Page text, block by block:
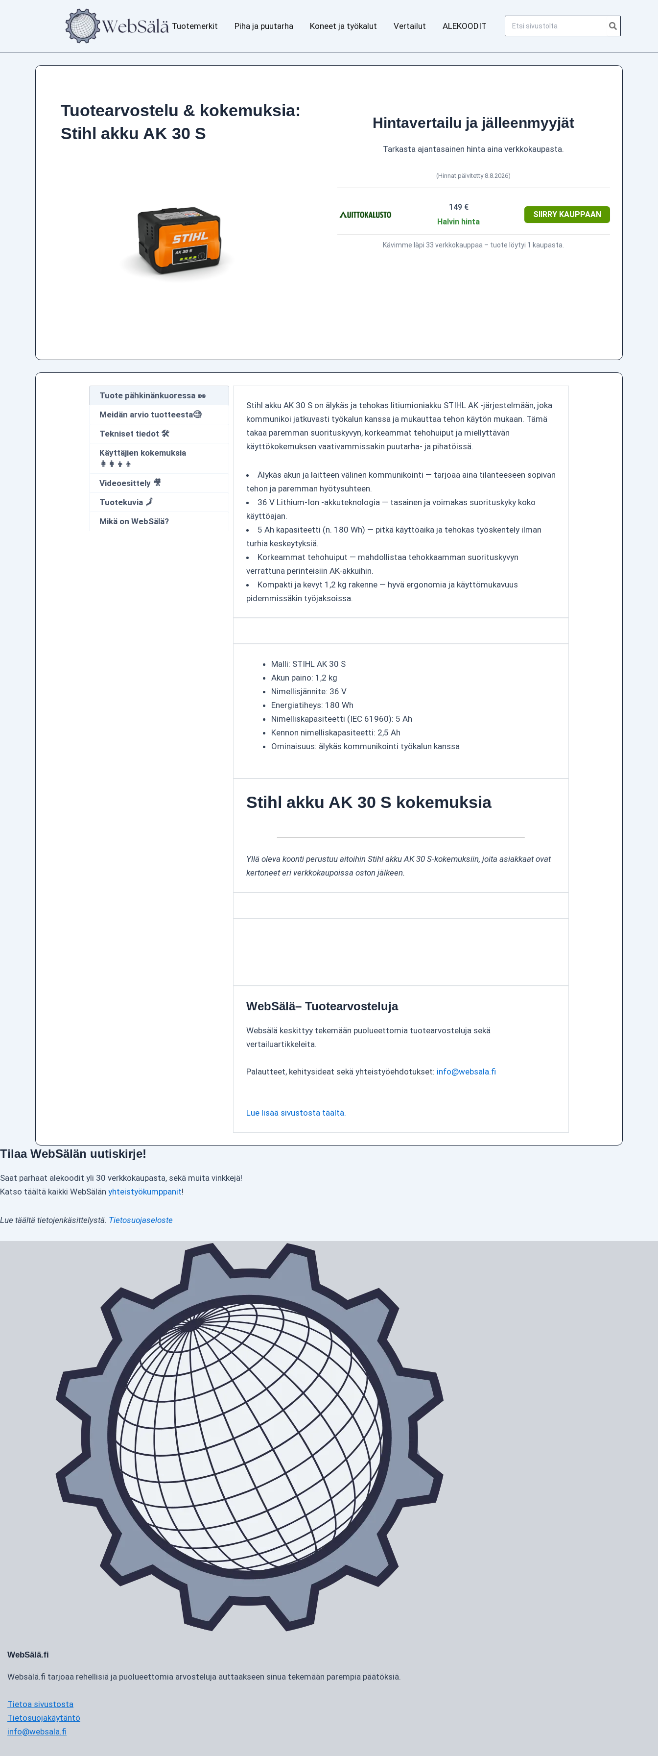
Tuotemerkit Piha ja puutarha Koneet ja työkalut Vertailut ALEKOODIT
Tuotearvostelu & kokemuksia:
Stihl akku AK 30 S
Hintavertailu ja jälleenmyyjät
Tarkasta ajantasainen hinta aina verkkokaupasta.
(Hinnat päivitetty 8.8.2026)
149 €
Halvin hinta
SIIRRY KAUPPAAN
Kävimme läpi 33 verkkokauppaa – tuote löytyi 1 kaupasta.
Tuote pähkinänkuoressa 🥜
Meidän arvio tuotteesta🧐
Tekniset tiedot 🛠
Käyttäjien kokemuksia
👩‍👩‍👦‍👦
Videoesittely 🎥
Tuotekuvia 🗾
Mikä on WebSälä?
Stihl akku AK 30 S on älykäs ja tehokas litiumioniakku STIHL AK -järjestelmään, joka
kommunikoi jatkuvasti työkalun kanssa ja mukauttaa tehon käytön mukaan. Tämä
takaa paremman suorituskyvyn, korkeammat tehohuiput ja miellyttävän
käyttökokemuksen vaativammissakin puutarha- ja pihatöissä.
Älykäs akun ja laitteen välinen kommunikointi — tarjoaa aina tilanteeseen sopivan
tehon ja paremman hyötysuhteen.
36 V Lithium-Ion -akkuteknologia — tasainen ja voimakas suorituskyky koko
käyttöajan.
5 Ah kapasiteetti (n. 180 Wh) — pitkä käyttöaika ja tehokas työskentely ilman
turhia keskeytyksiä.
Korkeammat tehohuiput — mahdollistaa tehokkaamman suorituskyvyn
verrattuna perinteisiin AK-akkuihin.
Kompakti ja kevyt 1,2 kg rakenne — hyvä ergonomia ja käyttömukavuus
pidemmissäkin työjaksoissa.
Malli: STIHL AK 30 S
Akun paino: 1,2 kg
Nimellisjännite: 36 V
Energiatiheys: 180 Wh
Nimelliskapasiteetti (IEC 61960): 5 Ah
Kennon nimelliskapasiteetti: 2,5 Ah
Ominaisuus: älykäs kommunikointi työkalun kanssa
Stihl akku AK 30 S kokemuksia
Yllä oleva koonti perustuu aitoihin Stihl akku AK 30 S-kokemuksiin, joita asiakkaat ovat
kertoneet eri verkkokaupoissa oston jälkeen.
WebSälä– Tuotearvosteluja
Websälä keskittyy tekemään puolueettomia tuotearvosteluja sekä
vertailuartikkeleita.
Palautteet, kehitysideat sekä yhteistyöehdotukset: info@websala.fi
Lue lisää sivustosta täältä.
Tilaa WebSälän uutiskirje!
Saat parhaat alekoodit yli 30 verkkokaupasta, sekä muita vinkkejä!
Katso täältä kaikki WebSälän yhteistyökumppanit!
Lue täältä tietojenkäsittelystä. Tietosuojaseloste
WebSälä.fi
Websälä.fi tarjoaa rehellisiä ja puolueettomia arvosteluja auttaakseen sinua tekemään parempia päätöksiä.
Tietoa sivustosta
Tietosuojakäytäntö
info@websala.fi